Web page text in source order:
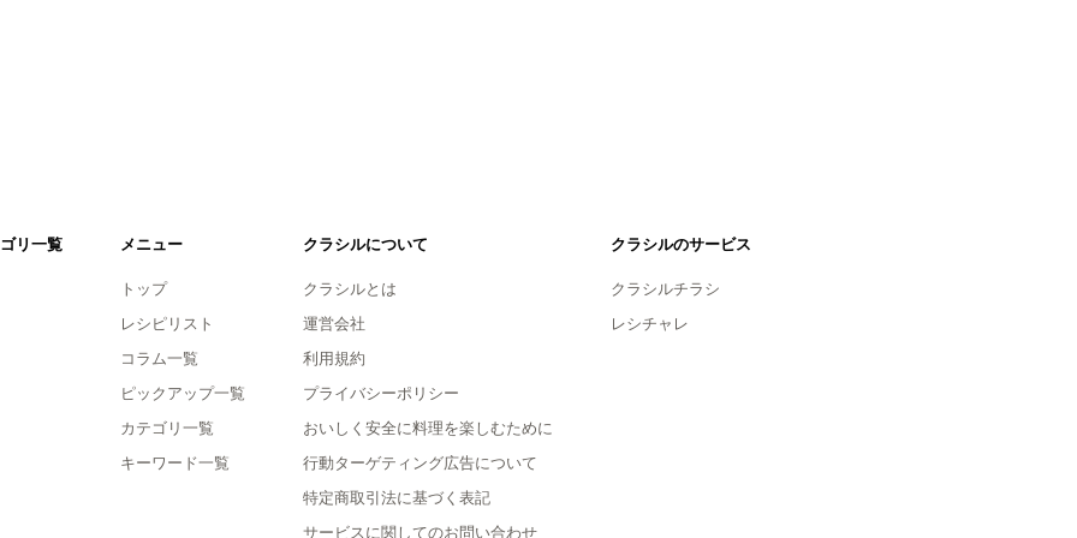
リ一覧 メニュー
トップ
レシピリスト
コラム一覧
ピックアップ一覧
カテゴリ一覧
キーワード一覧
クラシルについて
クラシルとは
運営会社
利用規約
プライバシーポリシー
おいしく安全に料理を楽しむために
行動ターゲティング広告について
特定商取引法に基づく表記
サービスに関してのお問い合わせ
クラシルのサービス
クラシルチラシ
レシチャレ